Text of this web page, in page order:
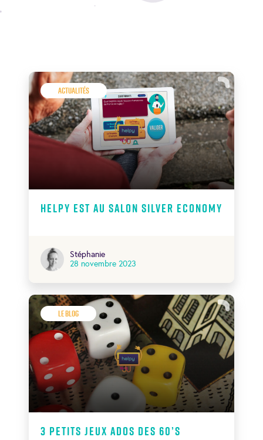
Actualités
Helpy est au Salon Silver Economy
Stéphanie
28 novembre 2023
Le Blog
3 petits jeux ados des 60’s